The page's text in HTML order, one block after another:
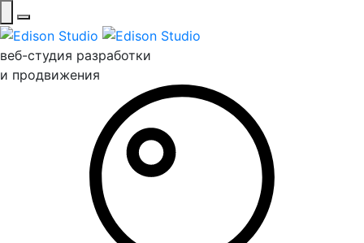
веб-студия разработки
и продвижения